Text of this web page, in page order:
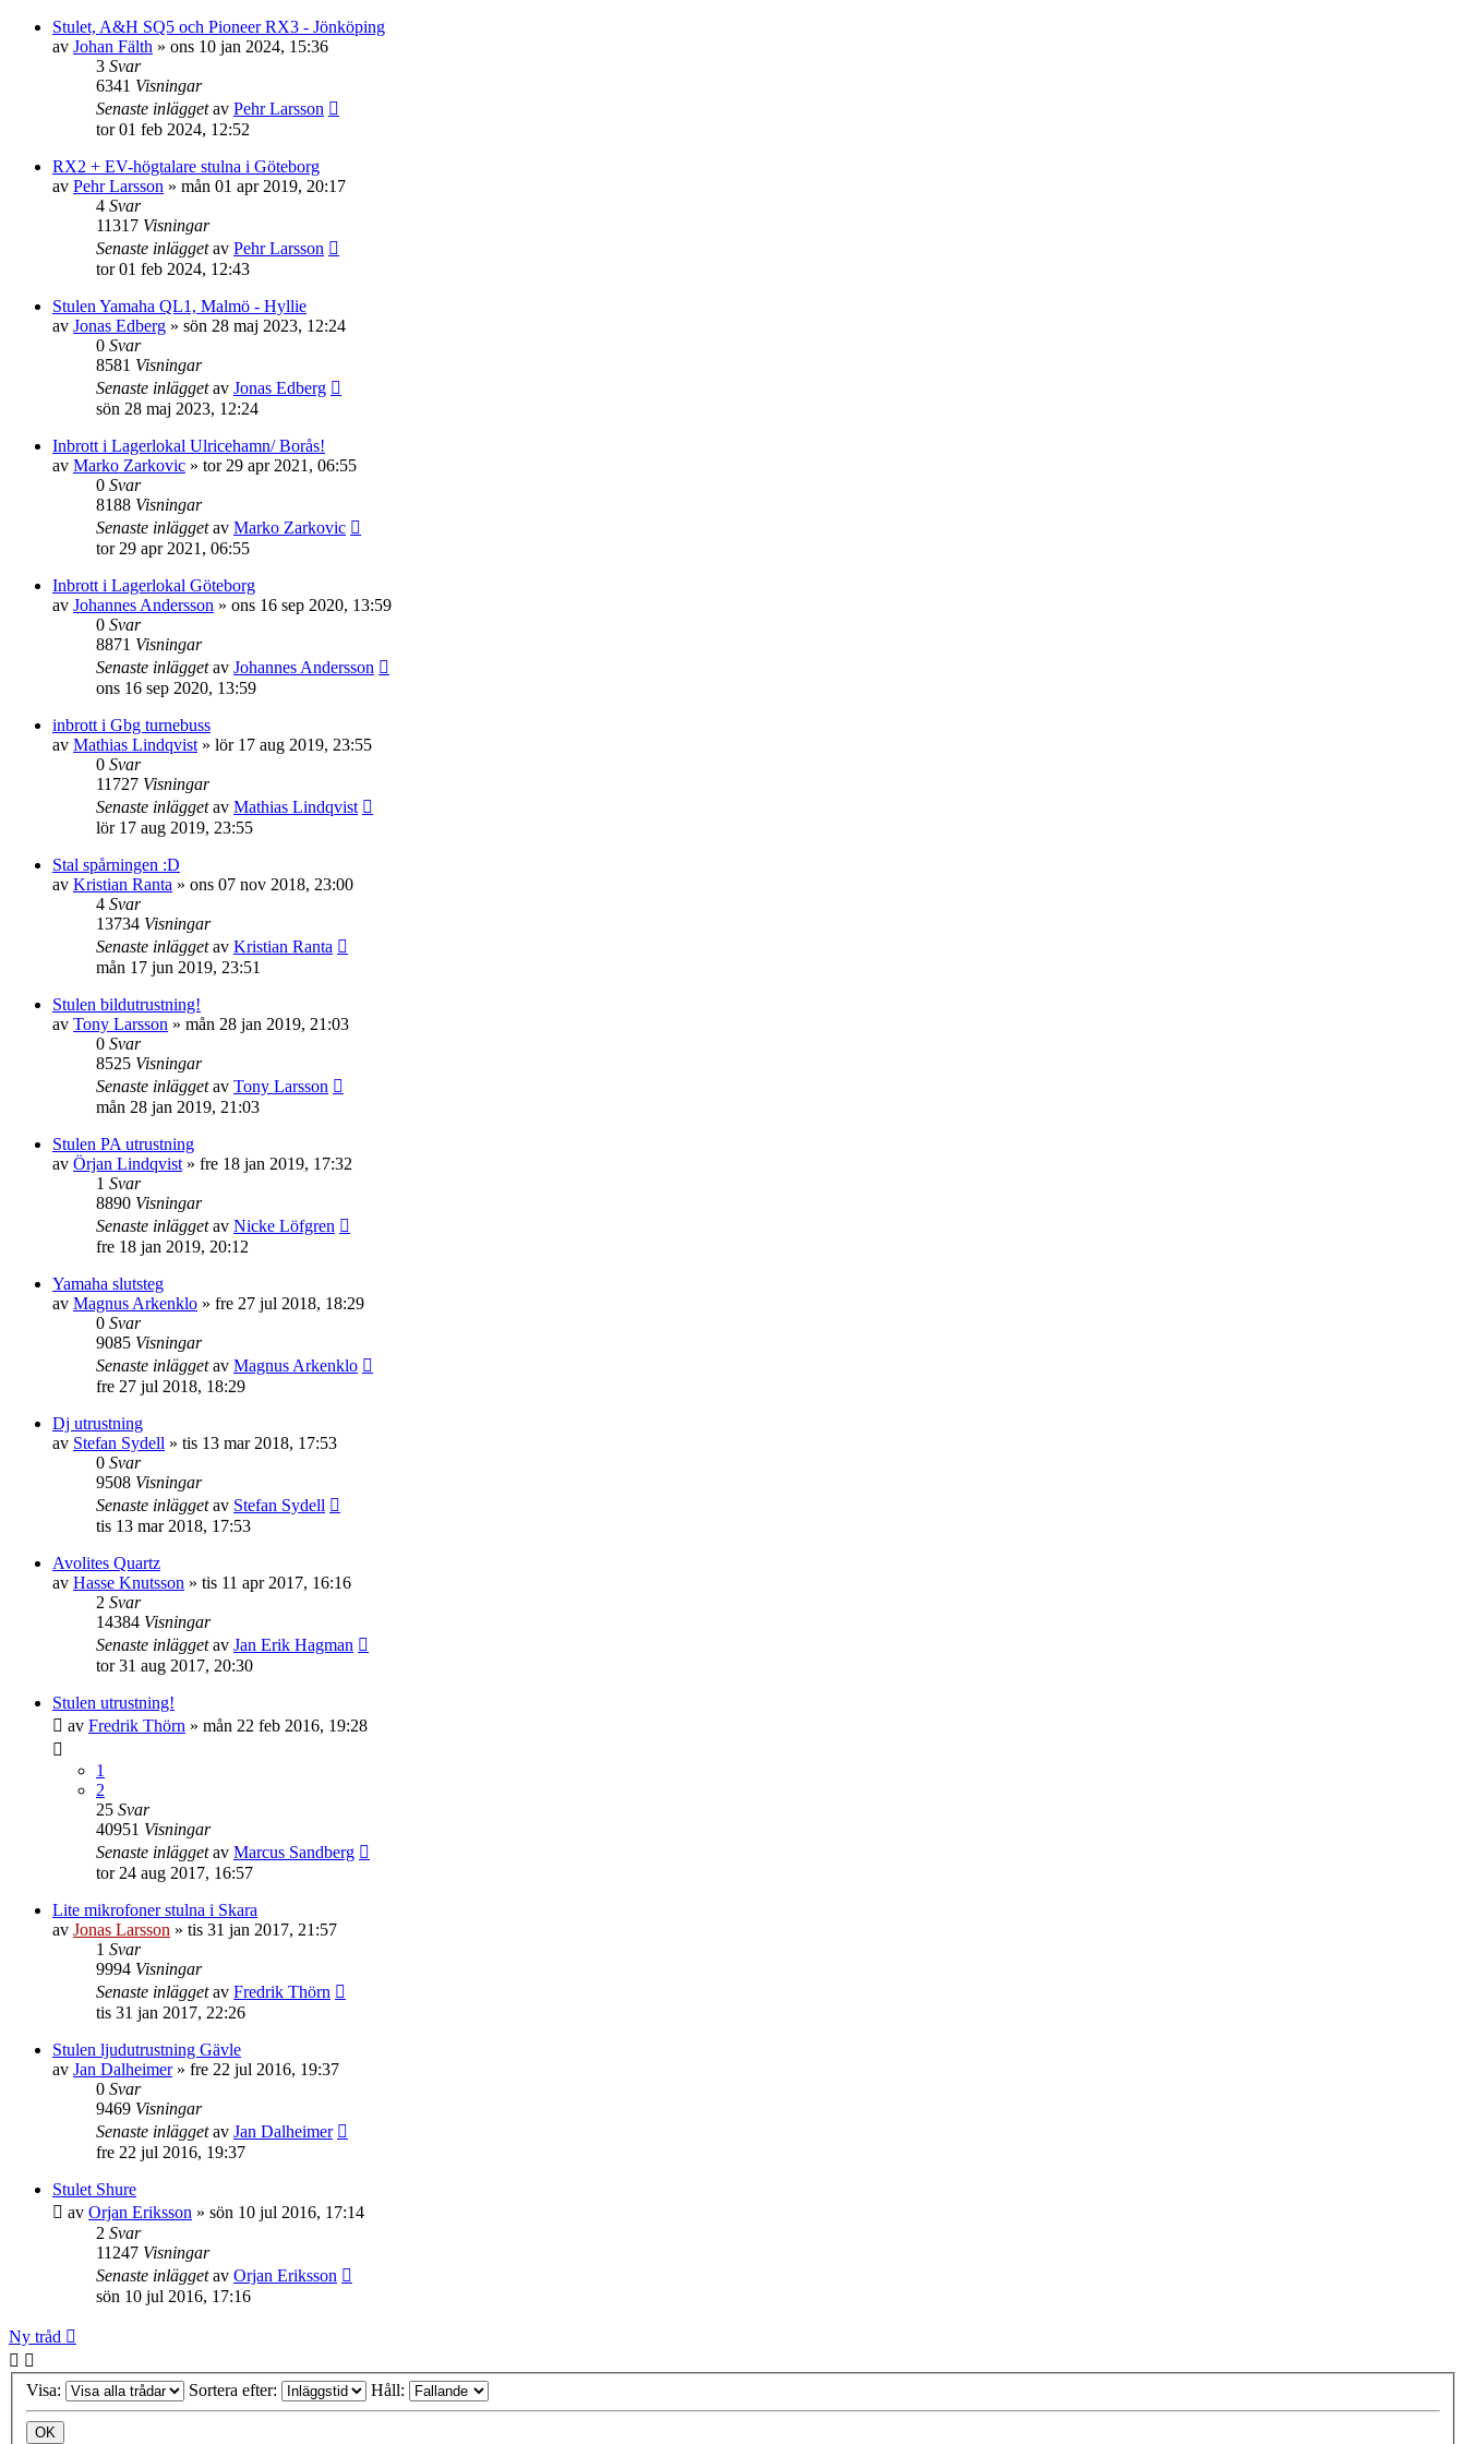
Stulet, A&H SQ5 och Pioneer RX3 - Jönköping
av Johan Fälth » ons 10 jan 2024, 15:36
3 Svar
6341 Visningar
Senaste inläggetav Pehr Larsson
tor 01 feb 2024, 12:52
RX2 + EV-högtalare stulna i Göteborg
av Pehr Larsson » mån 01 apr 2019, 20:17
4 Svar
11317 Visningar
Senaste inläggetav Pehr Larsson
tor 01 feb 2024, 12:43
Stulen Yamaha QL1, Malmö - Hyllie
av Jonas Edberg » sön 28 maj 2023, 12:24
0 Svar
8581 Visningar
Senaste inläggetav Jonas Edberg
sön 28 maj 2023, 12:24
Inbrott i Lagerlokal Ulricehamn/ Borås!
av Marko Zarkovic » tor 29 apr 2021, 06:55
0 Svar
8188 Visningar
Senaste inläggetav Marko Zarkovic
tor 29 apr 2021, 06:55
Inbrott i Lagerlokal Göteborg
av Johannes Andersson » ons 16 sep 2020, 13:59
0 Svar
8871 Visningar
Senaste inläggetav Johannes Andersson
ons 16 sep 2020, 13:59
inbrott i Gbg turnebuss
av Mathias Lindqvist » lör 17 aug 2019, 23:55
0 Svar
11727 Visningar
Senaste inläggetav Mathias Lindqvist
lör 17 aug 2019, 23:55
Stal spårningen :D
av Kristian Ranta » ons 07 nov 2018, 23:00
4 Svar
13734 Visningar
Senaste inläggetav Kristian Ranta
mån 17 jun 2019, 23:51
Stulen bildutrustning!
av Tony Larsson » mån 28 jan 2019, 21:03
0 Svar
8525 Visningar
Senaste inläggetav Tony Larsson
mån 28 jan 2019, 21:03
Stulen PA utrustning
av Örjan Lindqvist » fre 18 jan 2019, 17:32
1 Svar
8890 Visningar
Senaste inläggetav Nicke Löfgren
fre 18 jan 2019, 20:12
Yamaha slutsteg
av Magnus Arkenklo » fre 27 jul 2018, 18:29
0 Svar
9085 Visningar
Senaste inläggetav Magnus Arkenklo
fre 27 jul 2018, 18:29
Dj utrustning
av Stefan Sydell » tis 13 mar 2018, 17:53
0 Svar
9508 Visningar
Senaste inläggetav Stefan Sydell
tis 13 mar 2018, 17:53
Avolites Quartz
av Hasse Knutsson » tis 11 apr 2017, 16:16
2 Svar
14384 Visningar
Senaste inläggetav Jan Erik Hagman
tor 31 aug 2017, 20:30
Stulen utrustning!
av Fredrik Thörn » mån 22 feb 2016, 19:28
1
2
25 Svar
40951 Visningar
Senaste inläggetav Marcus Sandberg
tor 24 aug 2017, 16:57
Lite mikrofoner stulna i Skara
av Jonas Larsson » tis 31 jan 2017, 21:57
1 Svar
9994 Visningar
Senaste inläggetav Fredrik Thörn
tis 31 jan 2017, 22:26
Stulen ljudutrustning Gävle
av Jan Dalheimer» fre 22 jul 2016, 19:37
0 Svar
9469 Visningar
Senaste inläggetav Jan Dalheimer
fre 22 jul 2016, 19:37
Stulet Shure
av Orjan Eriksson » sön 10 jul 2016, 17:14
2 Svar
11247 Visningar
Senaste inläggetav Orjan Eriksson
sön 10 jul 2016, 17:16
Ny tråd
Visa: Sortera efter: Håll: